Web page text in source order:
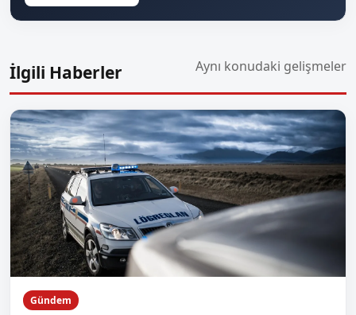
İlgili Haberler Aynı konudaki gelişmeler
Gündem